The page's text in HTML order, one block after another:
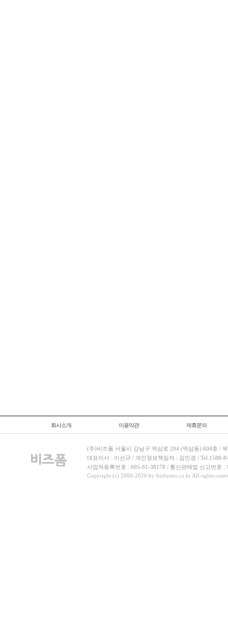
회사소개 이용약관 제휴문의
(주)비즈폼 서울시 강남구 역삼로 204 (역삼동) 604호 /
대표이사 : 이선규 / 개인정보책임자 : 김민경 / Tel.1588-
사업자등록번호 : 605-81-38178 / 통신판매업 신고번호 :
Copyright (c) 2000-2026 by bizforms.co.kr All rights